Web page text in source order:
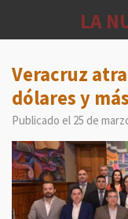
principal
LA
Veracruz
dólares y
Publicado el 25 de